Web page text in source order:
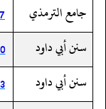
جامع الترمذي
سنن أبي داود
سنن أبي داود